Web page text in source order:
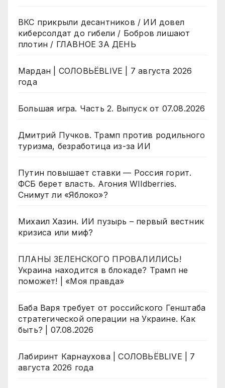
ВКС прикрыли десантников / ИИ довел
киберсолдат до гибели / Бобров лишают
плотин / ГЛАВНОЕ ЗА ДЕНЬ
Мардан | СОЛОВЬЁВLIVE | 7 августа 2026
года
Большая игра. Часть 2. Выпуск от 07.08.2026
Дмитрий Пучков. Трамп против родильного
туризма, безработица из-за ИИ
Путин повышает ставки — Россия горит.
ФСБ берет власть. Агония WIldberries.
Снимут ли «Яблоко»?
Михаил Хазин. ИИ пузырь – первый вестник
кризиса или миф?
ПЛАНЫ ЗЕЛЕНСКОГО ПРОВАЛИЛИСЬ!
Украина находится в блокаде? Трамп не
поможет! | «Моя правда»
Баба Варя требует от российского Генштаба
стратегической операции на Украине. Как
быть? | 07.08.2026
Лабиринт Карнаухова | СОЛОВЬЁВLIVE | 7
августа 2026 года